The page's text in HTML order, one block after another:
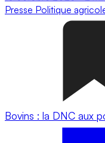
Presse Politique
Bovins : la DNC aux